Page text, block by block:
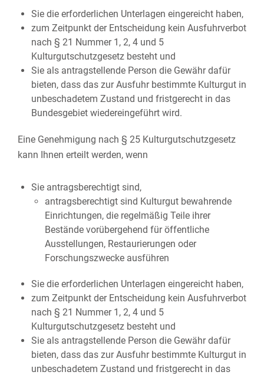
Sie die erforderlichen Unterlagen eingereicht haben,
zum Zeitpunkt der Entscheidung kein Ausfuhrverbot
nach § 21 Nummer 1, 2, 4 und 5
Kulturgutschutzgesetz besteht und
Sie als antragstellende Person die Gewähr dafür
bieten, dass das zur Ausfuhr bestimmte Kulturgut in
unbeschadetem Zustand und fristgerecht in das
Bundesgebiet wiedereingeführt wird.
Eine Genehmigung nach § 25 Kulturgutschutzgesetz
kann Ihnen erteilt werden, wenn
Sie antragsberechtigt sind,
antragsberechtigt sind Kulturgut bewahrende
Einrichtungen, die regelmäßig Teile ihrer
Bestände vorübergehend für öffentliche
Ausstellungen, Restaurierungen oder
Forschungszwecke ausführen
Sie die erforderlichen Unterlagen eingereicht haben,
zum Zeitpunkt der Entscheidung kein Ausfuhrverbot
nach § 21 Nummer 1, 2, 4 und 5
Kulturgutschutzgesetz besteht und
Sie als antragstellende Person die Gewähr dafür
bieten, dass das zur Ausfuhr bestimmte Kulturgut in
unbeschadetem Zustand und fristgerecht in das